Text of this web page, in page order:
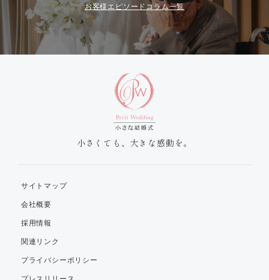
お客様エピソードコラム一覧
小さくても、大きな感動を。
サイトマップ
会社概要
採用情報
関連リンク
プライバシーポリシー